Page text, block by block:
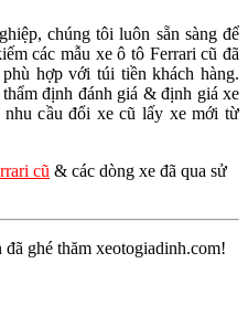
chúng tôi luôn sẵn sàng để
các mẫu xe ô tô Ferrari cũ đã
hợp với túi tiền khách hàng.
định đánh giá & định giá xe
nhu cầu đổi xe cũ lấy xe mới từ
cũ & các dòng xe đã qua sử
ghé thăm xeotogiadinh.com!